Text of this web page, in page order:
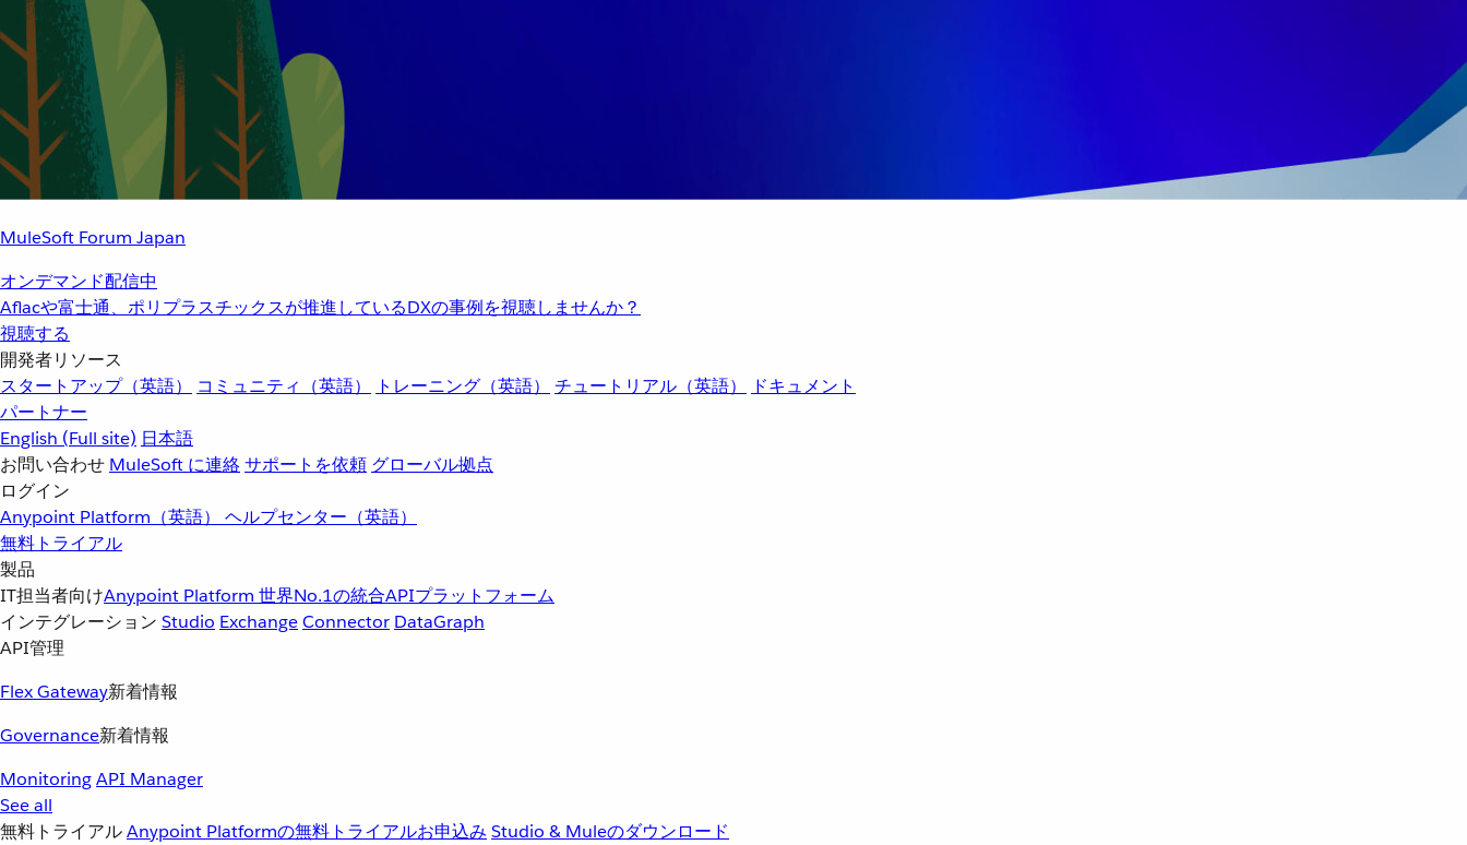
MuleSoft Forum Japan
オンデマンド配信中
Aflacや富士通、ポリプラスチックスが推進しているDXの事例を視聴しませんか？
視聴する
開発者リソース
スタートアップ（英語）
コミュニティ（英語） トレーニング（英語） チュートリアル（英語）
ドキュメント
パートナー
English (Full site) 日本語
お問い合わせ MuleSoft に連絡サポートを依頼 グローバル拠点
ログイン
Anypoint Platform（英語） ヘルプセンター（英語）
無料トライアル
製品
IT担当者向けAnypoint Platform 世界No.1の統合APIプラットフォーム
インテグレーション Studio ExchangeConnector DataGraph
API管理
Flex Gateway新着情報
Governance新着情報
MonitoringAPI Manager
See all
無料トライアルAnypoint Platformの無料トライアルお申込み Studio & Muleのダウンロード